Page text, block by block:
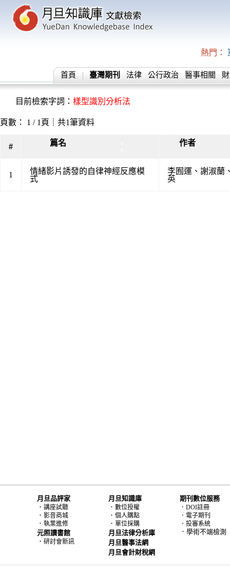
熱門：
首頁 臺灣期刊 法律 公行政治 醫事相關
目前檢索字詞： 樣型識別分析法
頁數： 1 / 1頁｜共1筆資料
# 篇名 作者
1
情緒影片誘發的自律神經反應模
式
李囿運 、 謝淑蘭
英
月旦品評家
． 講座試聽
． 影音商城
． 執業進修
元照讀書館
． 研討會新訊
月旦知識庫
． 數位授權
． 個人購點
． 單位採購
月旦法律分析庫
月旦醫事法網
月旦會計財稅網
期刊數位服務
．DOI註冊
．電子期刊
．投審系統
．學術不端檢測